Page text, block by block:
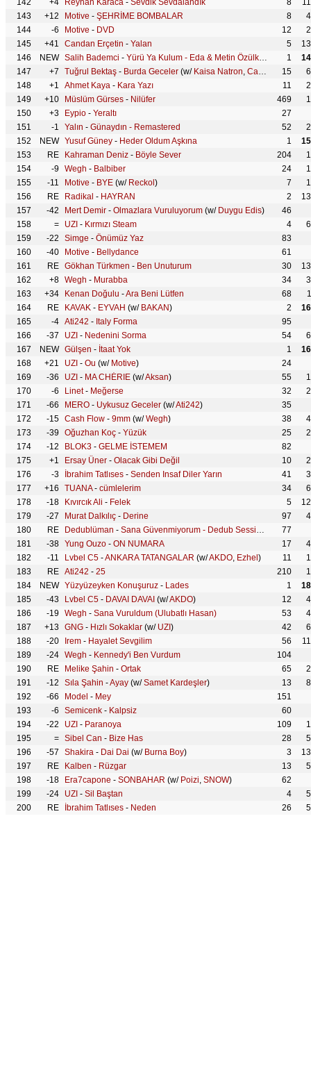
142 +4 Reyhan Karaca - Sevdik Sevdalandık 8
143
+12 Motive - ŞEHRİME BOMBALAR 8
144
-6 Motive - DVD 12
145
+41 Candan Erçetin - Yalan 5
146
NEW Salih Bademci - Yürü Ya Kulum - Eda & Metin Özülkü Şarkıları 1
147
+7 Tuğrul Bektaş - Burda Geceler (w/ Kaisa Natron, Cash Flow ,Ortaq
15
148
+1 Ahmet Kaya - Kara Yazı 11
149
+10 Müslüm Gürses - Nilüfer 469
150
+3 Eypio - Yeraltı
27
151
-1 Yalın - Günaydın - Remastered 52
152
NEW Yusuf Güney - Heder Oldum Aşkına 1
153
RE Kahraman Deniz - Böyle Sever 204
154
-9 Wegh - Balbiber 24
155
-11 Motive - BYE (w/ Reckol ) 7
156
RE Radikal - HAYRAN 2
157
-42 Mert Demir - Olmazlara Vuruluyorum (w/ Duygu Edis)
46
158
= UZI - Kırmızı Steam 4
159
-22 Simge - Önümüz Yaz
83
160
-40 Motive - Bellydance
61
161
RE Gökhan Türkmen - Ben Unuturum 30
162
+8 Wegh - Murabba 34
163
+34 Kenan Doğulu -Ara Beni Lütfen 68
164
RE KAVAK - EYVAH (w/ BAKAN) 2
165
-4 Ati242 - Italy Forma
95
166
-37 UZI - Nedenini Sorma 54
167
NEW Gülşen - İtaat Yok 1
168
+21 UZI - Ou (w/ Motive)
24
169
-36 UZI - MA CHÉRIE (w/Aksan) 55
170
-6 Linet- Meğerse 32
171
-66 MERO - Uykusuz Geceler (w/Ati242)
35
172
-15 Cash Flow - 9mm (w/Wegh) 38
173
-39 Oğuzhan Koç - Yüzük 25
174
-12 BLOK3 - GELME İSTEMEM
82
175
+1 Ersay Üner - Olacak Gibi Değil 10
176
-3 İbrahim Tatlıses - Senden Insaf Diler Yarın 41
177
+16 TUANA- cümlelerim 34
178
-18 Kıvırcık Ali - Felek 5
179
-27 Murat Dalkılıç - Derine 97
180
RE Dedublüman - Sana Güvenmiyorum - Dedub Sessions (w/77
181
-38 Yung Ouzo - ON NUMARA 17
182
-11 Lvbel C5 -ANKARA TATANGALAR (w/AKDO, Ezhel ) 11
183
RE Ati242 - 25 210
184
NEW Yüzyüzeyken Konuşuruz - Lades 1
185
-43 Lvbel C5 - DAVAI DAVAI (w/AKDO) 12
186
-19 Wegh - Sana Vuruldum (Ulubatlı Hasan) 53
187
+13 GNG - Hızlı Sokaklar (w/ UZI ) 42
188
-20 Irem - Hayalet Sevgilim 56
189
-24 Wegh - Kennedy'i Ben Vurdum
104
190
RE Melike Şahin - Ortak 65
191
-12 Sıla Şahin -Ayay (w/Samet Kardeşler) 13
192
-66 Model - Mey
151
193
-6 Semicenk - Kalpsiz
60
194
-22 UZI - Paranoya 109
195
= Sibel Can - Bize Has 28
196
-57 Shakira - Dai Dai (w/ Burna Boy) 3
197
RE Kalben - Rüzgar 13
198
-18 Era7capone - SONBAHAR (w/ Poizi, SNOW)
62
199
-24 UZI - Sil Baştan 4
200
RE İbrahim Tatlıses - Neden 26